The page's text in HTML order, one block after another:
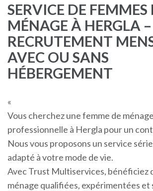
SERVICE DE FEMMES
MÉNAGE À HERGLA –
RECRUTEMENT
AVEC OU SANS
HÉBERGEMENT
«
Vous cherchez une femme de
professionnelle à Hergla pour un
Nous vous proposons un service
adapté à votre mode de vie.
Avec Trust Multiservices, bénéficiez
ménage qualifiées, expérimentées